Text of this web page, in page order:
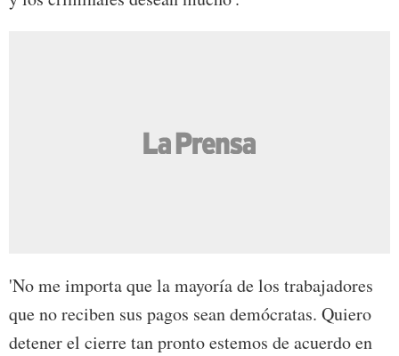
'No me importa que la mayoría de los trabajadores
que no reciben sus pagos sean demócratas. Quiero
detener el cierre tan pronto estemos de acuerdo en